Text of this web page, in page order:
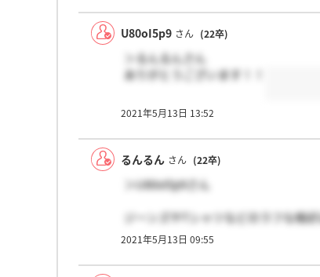
U80oI5p9 さん (22卒)
＞るんるんさん
ありがとうございます！！
2021年5月13日 13:52
るんるん さん (22卒)
＞U80oI5p9さん
ジーンズやTシャツなどのラフな格
（以前他のテレビ局で、「スーツだ
2021年5月13日 09:55